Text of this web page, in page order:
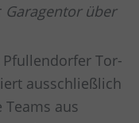
Garagentor über
Pfullendorfer Tor-
ausschließlich
Teams aus